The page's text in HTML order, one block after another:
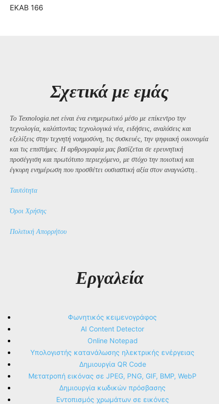
ΕΚΑΒ 166
Σχετικά με εμάς
Το Texnologia.net είναι ένα ενημερωτικό μέσο με επίκεντρο την
τεχνολογία, καλύπτοντας τεχνολογικά νέα, ειδήσεις, αναλύσεις και
εξελίξεις στην τεχνητή νοημοσύνη, τις συσκευές, την ψηφιακή οικονομία
και τις επιστήμες. Η αρθρογραφία μας βασίζεται σε ερευνητική
προσέγγιση και πρωτότυπο περιεχόμενο, με στόχο την ποιοτική και
έγκυρη ενημέρωση που προσθέτει ουσιαστική αξία στον αναγνώστη..
Ταυτότητα
Όροι Χρήσης
Πολιτική Απορρήτου
Εργαλεία
Φωνητικός κειμενογράφος
AI Content Detector
Online Notepad
Υπολογιστής κατανάλωσης ηλεκτρικής ενέργειας
Δημιουργία QR Code
Μετατροπή εικόνας σε JPEG, PNG, GIF, BMP, WebP
Δημιουργία κωδικών πρόσβασης
Εντοπισμός χρωμάτων σε εικόνες